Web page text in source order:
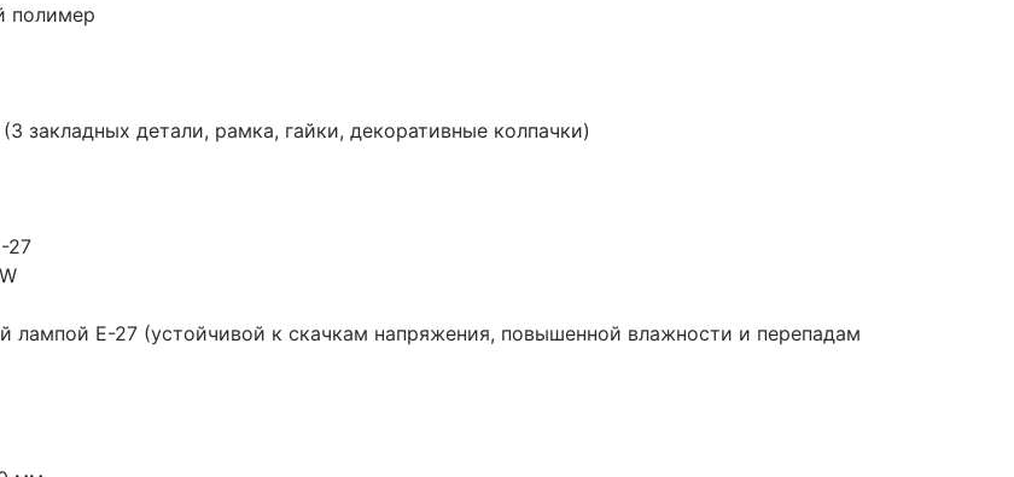
полимер
закладных детали, рамка, гайки, декоративные колпачки)
27
лампой E-27 (устойчивой к скачкам напряжения, повышенной влажности и перепадам